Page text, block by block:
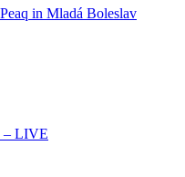
in Mladá Boleslav
– LIVE